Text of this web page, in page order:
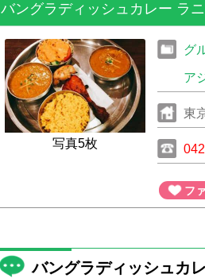
バングラディッシュカレー ラ
写真5枚
グ
ア
東
フ
バングラディッシュカ